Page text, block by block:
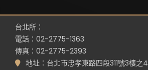
台北所：
電話：02-2775-1363
傳真：02-2775-2393
地址：台北市忠孝東路四段311號3樓之4